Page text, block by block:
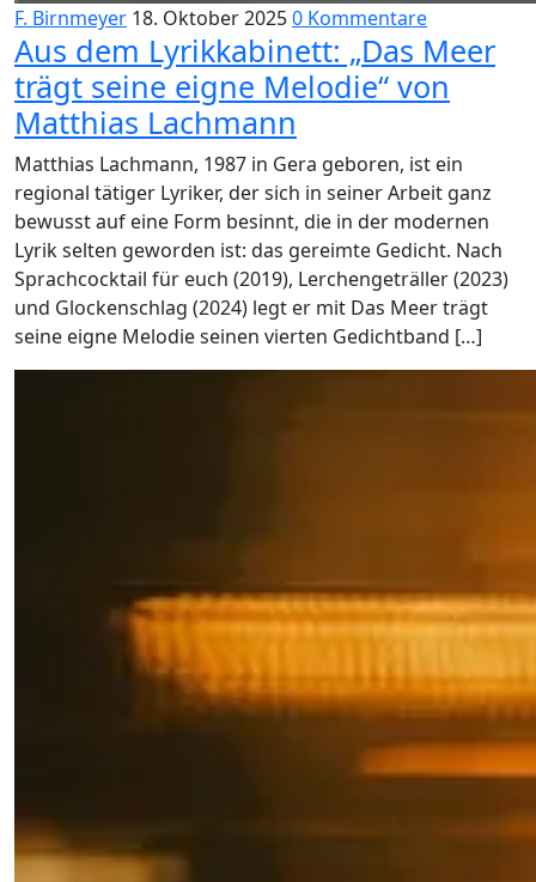
F. Birnmeyer 18. Oktober 20250 Kommentare
Aus dem Lyrikkabinett: „Das Meer
trägt seine eigne Melodie“ von
Matthias Lachmann
Matthias Lachmann, 1987 in Gera geboren, ist ein
regional tätiger Lyriker, der sich in seiner Arbeit ganz
bewusst auf eine Form besinnt, die in der modernen
Lyrik selten geworden ist: das gereimte Gedicht. Nach
Sprachcocktail für euch (2019), Lerchengeträller (2023)
und Glockenschlag (2024) legt er mit Das Meer trägt
seine eigne Melodie seinen vierten Gedichtband […]